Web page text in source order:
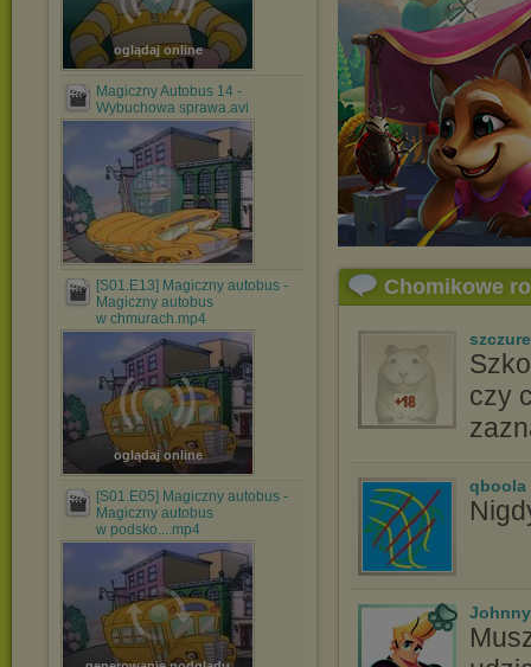
oglądaj online
Magiczny Autobus 14 -
Wybuchowa sprawa.avi
[S01.E13] Magiczny autobus -
Magiczny autobus
w chmurach.mp4
oglądaj online
[S01.E05] Magiczny autobus -
Magiczny autobus
w podsko....mp4
Chomikowe
czy
qboola